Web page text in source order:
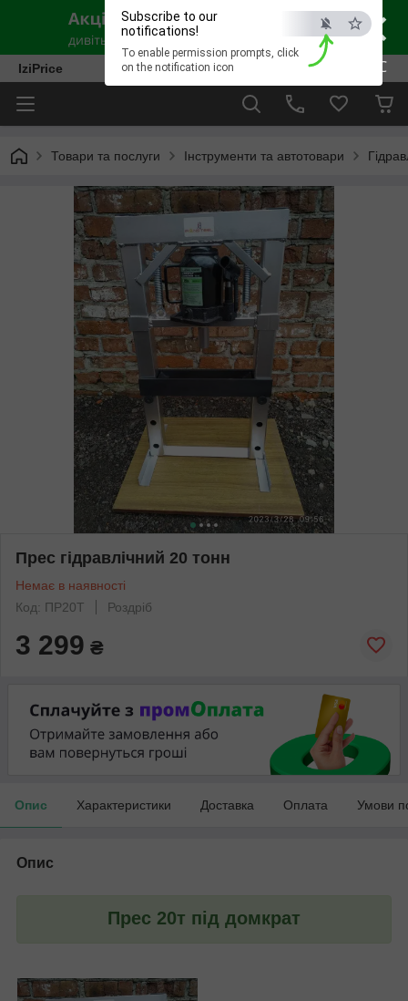
×
ESC
Subscribe to our
notifications!
To enable permission prompts, click
on the notification icon
IziPrice
Товари та послуги Інструменти та автотовари
Прес гідравлічний 20 тонн
Немає в наявності
Код: ПР20Т
Роздріб
3 299 ₴
Опис Характеристики Доставка Оплата Умови
Опис
Прес 20т під домкрат